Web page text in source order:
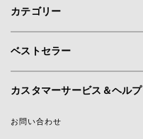
カテゴリー
ベストセラー
カスタマーサービス＆ヘルプ
お問い合わせ